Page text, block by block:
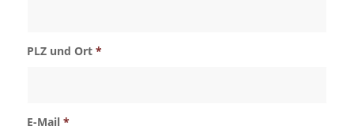
PLZ und Ort *
E-Mail *